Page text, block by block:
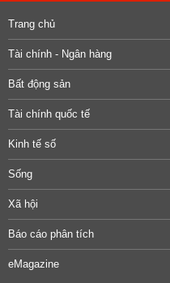
Trang chủ
Tài chính - Ngân hàng
Bất động sản
Tài chính quốc tế
Kinh tế số
Sống
Xã hội
Báo cáo phân tích
eMagazine